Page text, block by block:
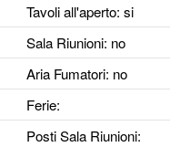
Tavoli all'aperto: si
Sala Riunioni: no
Aria Fumatori: no
Ferie:
Posti Sala Riunioni: